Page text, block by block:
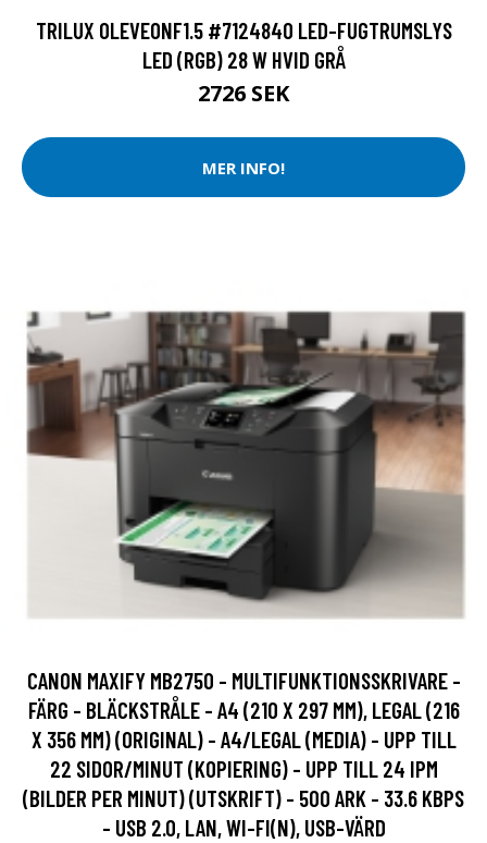
TRILUX OLEVEONF1.5 #7124840 LED-FUGTRUMSLYS
LED (RGB) 28 W HVID GRÅ
2726 SEK
MER INFO!
CANON MAXIFY MB2750 - MULTIFUNKTIONSSKRIVARE -
FÄRG - BLÄCKSTRÅLE - A4 (210 X 297 MM), LEGAL (216
X 356 MM) (ORIGINAL) - A4/LEGAL (MEDIA) - UPP TILL
22 SIDOR/MINUT (KOPIERING) - UPP TILL 24 IPM
(BILDER PER MINUT) (UTSKRIFT) - 500 ARK - 33.6 KBPS
- USB 2.0, LAN, WI-FI(N), USB-VÄRD